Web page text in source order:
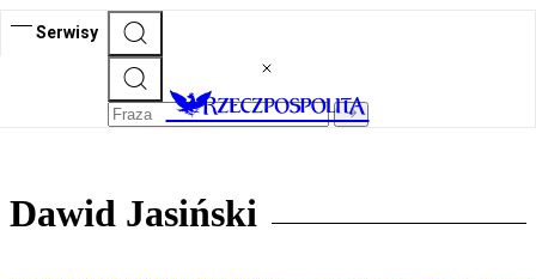
Serwisy
Dawid Jasiński